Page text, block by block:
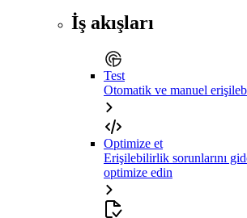
İş akışları
Test
Otomatik ve manuel
Optimize et
Erişilebilirlik sorunlarını
optimize edin